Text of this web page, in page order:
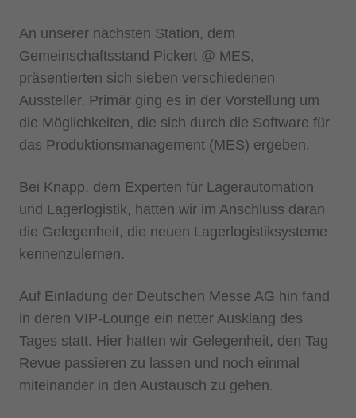
An unserer nächsten Station, dem
Gemeinschaftsstand Pickert @ MES,
präsentierten sich sieben verschiedenen
Aussteller. Primär ging es in der Vorstellung um
die Möglichkeiten, die sich durch die Software für
das Produktionsmanagement (MES) ergeben.
Bei Knapp, dem Experten für Lagerautomation
und Lagerlogistik, hatten wir im Anschluss daran
die Gelegenheit, die neuen Lagerlogistiksysteme
kennenzulernen.
Auf Einladung der Deutschen Messe AG hin fand
in deren VIP-Lounge ein netter Ausklang des
Tages statt. Hier hatten wir Gelegenheit, den Tag
Revue passieren zu lassen und noch einmal
miteinander in den Austausch zu gehen.